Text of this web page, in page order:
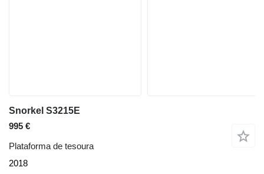
Snorkel S3215E
995 €
Plataforma de tesoura
2018